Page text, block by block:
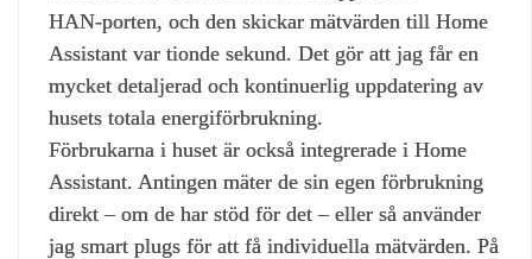
HAN‑porten, och den skickar mätvärden till Home
Assistant var tionde sekund. Det gör att jag får en
mycket detaljerad och kontinuerlig uppdatering av
husets totala energiförbrukning.
Förbrukarna i huset är också integrerade i Home
Assistant. Antingen mäter de sin egen förbrukning
direkt – om de har stöd för det – eller så använder
jag smart plugs för att få individuella mätvärden. På